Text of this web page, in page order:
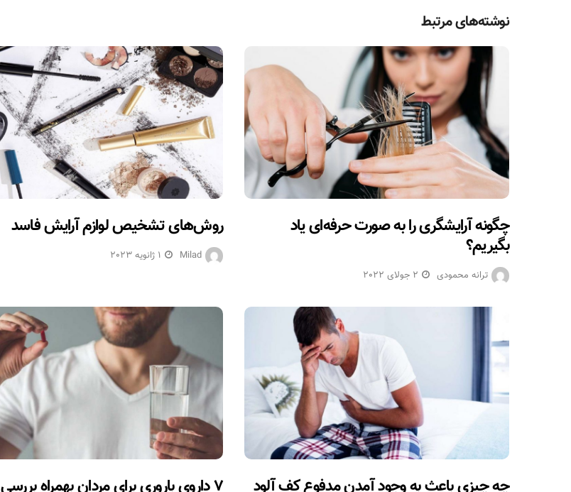
نوشته‌های مرتبط
روش‌های تشخیص لوازم آرایش فاسد
Milad 1 ژانویه 2023
چگونه آرایشگری را به صورت حرفه‌ای یاد
بگیریم؟
ترانه محمودی 2 جولای 2022
۷ داروی باروری برای مردان بهمراه بررسی چه چیزی باعث به وجود آمدن مدفوع کف آلود